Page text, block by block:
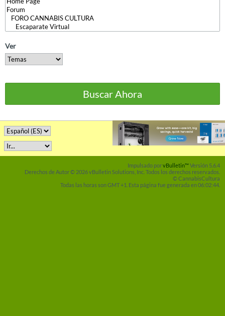
Ver
Buscar Ahora
Impulsado porvBulletin™Versión 5.6.4
Derechos de Autor © 2026 vBulletin Solutions, Inc. Todos los derechos reservados.
© CannabisCultura
Todas las horas son GMT +1. Esta página fue generada en 06:02:44.